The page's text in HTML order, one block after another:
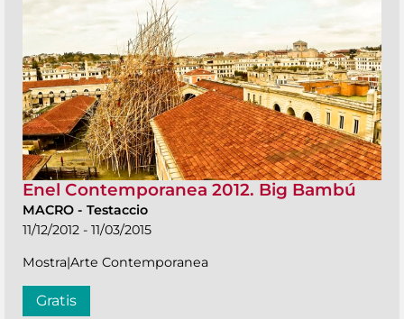
Enel Contemporanea 2012. Big Bambú
MACRO - Testaccio
11/12/2012 - 11/03/2015
Mostra|Arte Contemporanea
Gratis